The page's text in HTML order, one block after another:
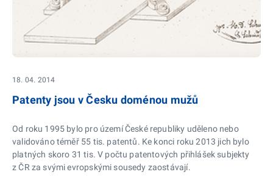
18. 04. 2014
Patenty jsou v Česku doménou mužů
Od roku 1995 bylo pro území České republiky uděleno nebo
validováno téměř 55 tis. patentů. Ke konci roku 2013 jich bylo
platných skoro 31 tis. V počtu patentových přihlášek subjekty
z ČR za svými evropskými sousedy zaostávají.